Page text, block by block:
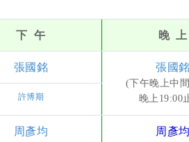
下 午 晚 上
張國銘 張國銘
(下午晚上中
晚上19:00
許博期
周彥均 周彥均